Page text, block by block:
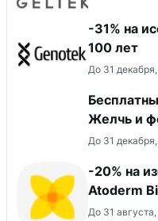
-31% на
100 лет
До 31
Желчь и
До 31
-20% на
Atoderm
До 31